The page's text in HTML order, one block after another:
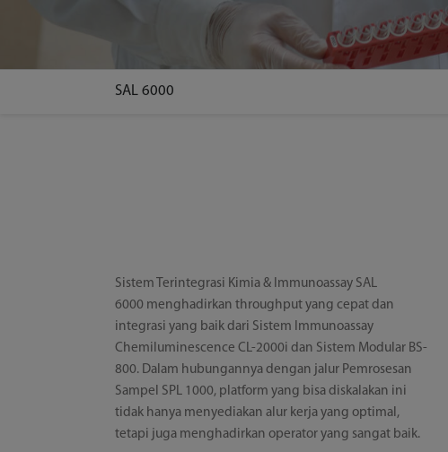
SAL 6000
Sistem Terintegrasi Kimia & Immunoassay SAL
6000 menghadirkan throughput yang cepat dan
integrasi yang baik dari Sistem Immunoassay
Chemiluminescence CL-2000i dan Sistem Modular BS-
800. Dalam hubungannya dengan jalur Pemrosesan
Sampel SPL 1000, platform yang bisa diskalakan ini
tidak hanya menyediakan alur kerja yang optimal,
tetapi juga menghadirkan operator yang sangat baik.